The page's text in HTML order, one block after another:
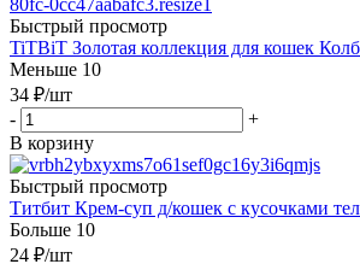
Быстрый просмотр
TiTBiT Золотая коллекция для кошек
Меньше 10
34 ₽/шт
-
+
В корзину
Быстрый просмотр
Титбит Крем-суп д/кошек с кусочками
Больше 10
24 ₽/шт